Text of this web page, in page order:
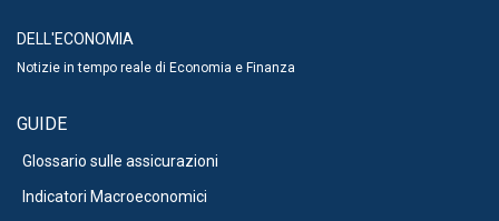
DELL'ECONOMIA
Notizie in tempo reale di Economia e Finanza
GUIDE
Glossario sulle assicurazioni
Indicatori Macroeconomici